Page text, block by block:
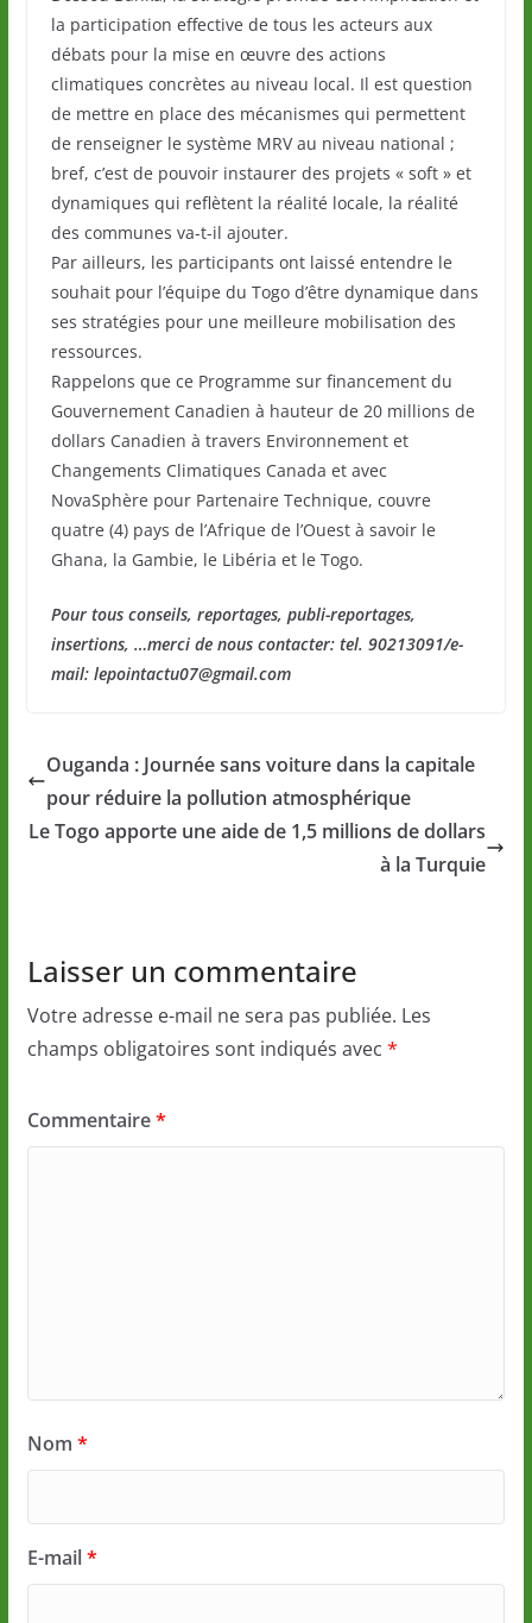
la participation effective de tous les acteurs aux
débats pour la mise en œuvre des actions
climatiques concrètes au niveau local. Il est question
de mettre en place des mécanismes qui permettent
de renseigner le système MRV au niveau national ;
bref, c’est de pouvoir instaurer des projets « soft » et
dynamiques qui reflètent la réalité locale, la réalité
des communes va-t-il ajouter.
Par ailleurs, les participants ont laissé entendre le
souhait pour l’équipe du Togo d’être dynamique dans
ses stratégies pour une meilleure mobilisation des
ressources.
Rappelons que ce Programme sur financement du
Gouvernement Canadien à hauteur de 20 millions de
dollars Canadien à travers Environnement et
Changements Climatiques Canada et avec
NovaSphère pour Partenaire Technique, couvre
quatre (4) pays de l’Afrique de l’Ouest à savoir le
Ghana, la Gambie, le Libéria et le Togo.
Pour tous conseils, reportages, publi-reportages,
insertions, …merci de nous contacter: tel. 90213091/e-
mail: lepointactu07@gmail.com
Ouganda : Journée sans voiture dans la capitale
pour réduire la pollution atmosphérique
Le Togo apporte une aide de 1,5 millions de dollars
à la Turquie
Laisser un commentaire
Votre adresse e-mail ne sera pas publiée. Les
champs obligatoires sont indiqués avec *
Commentaire*
Nom *
E-mail*